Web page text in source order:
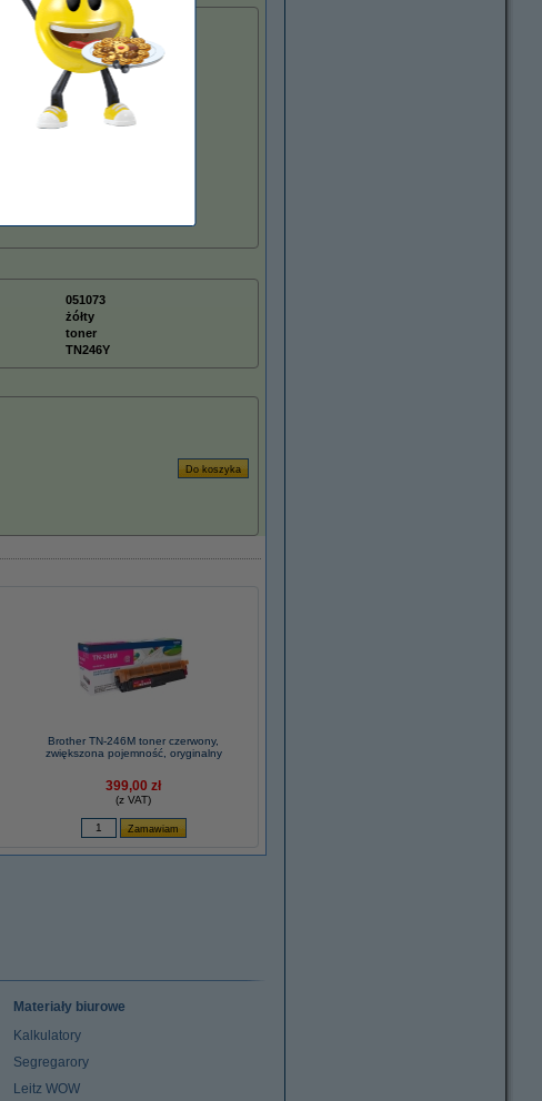
051073
żółty
toner
TN246Y
Brother TN-246M toner czerwony,
zwiększona pojemność, oryginalny
399,00 zł
(z VAT)
Materiały biurowe
Kalkulatory
Segregarory
Leitz WOW